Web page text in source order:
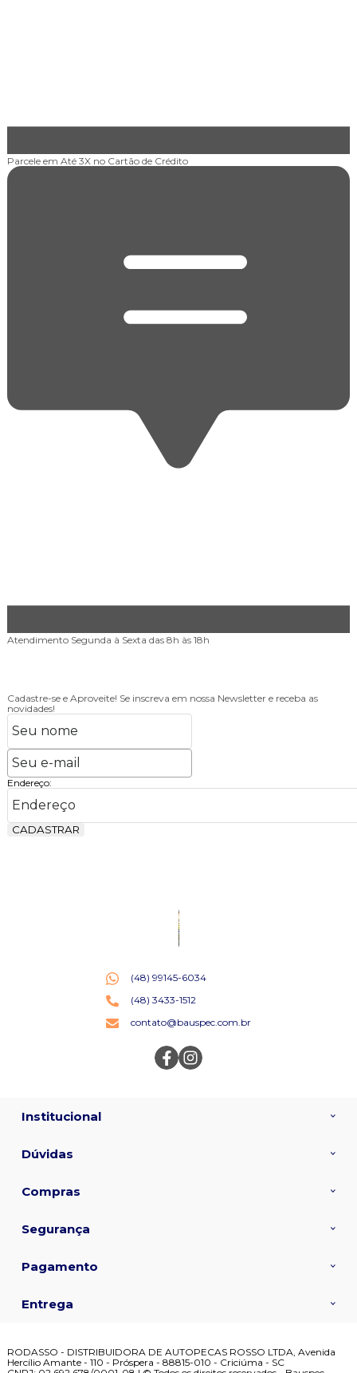
Parcele em Até 3X no Cartão de Crédito
Atendimento Segunda à Sexta das 8h às 18h
Cadastre-se e Aproveite! Se inscreva em nossa Newsletter e receba as
novidades!
Endereço:
CADASTRAR
(48) 99145-6034
(48) 3433-1512
contato@bauspec.com.br
Institucional
Dúvidas
Compras
Segurança
Pagamento
Entrega
RODASSO - DISTRIBUIDORA DE AUTOPECAS ROSSO LTDA, Avenida
Hercílio Amante - 110 - Próspera - 88815-010 - Criciúma - SC